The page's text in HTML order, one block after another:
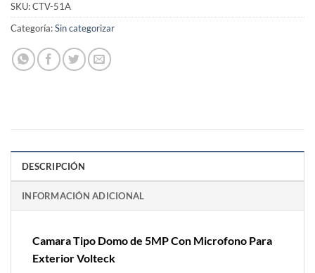
SKU:CTV-51A
Categoría:Sin categorizar
DESCRIPCIÓN
INFORMACIÓN ADICIONAL
Camara Tipo Domo de 5MP Con Microfono Para
Exterior Volteck